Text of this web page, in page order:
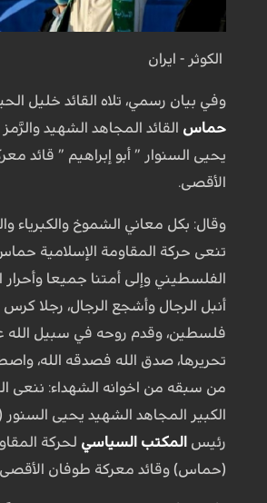
الكوثر - ايران
وفي بيان رسمي، تلاه القائد خليل
حماس القائد المجاهد الشهيد
يحيى السنوار ” أبو إبراهيم ” قائد
الأقصى.
وقال: بكل معاني الشموخ والكبرياء
تنعى حركة المقاومة الإسلامية
الفلسطيني وإلى أمتنا جميعا وأحرار
أنبل الرجال وأشجع الرجال، رجلا
فلسطين، وقدم روحه في سبيل الله
تحريرها، صدق الله فصدقه الله،
من سبقه من اخوانه الشهداء: ننعى
الكبير المجاهد الشهيد يحيى السنور
رئيس المكتب السياسي لحركة
(حماس) وقائد معركة طوفان